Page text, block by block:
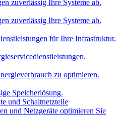
zuverlässig Ihre Systeme ab.
zuverlässig Ihre Systeme ab.
für Ihre Infrastruktur.
zu optimieren.
Speicherlösung.
und Schaltnetzteile
und Netzgeräte optimieren Sie